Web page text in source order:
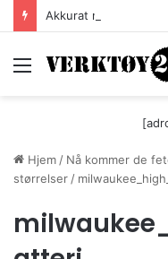
Akkurat nå er batteri-
Meny
Hjem / Nå kommer de
størrelser /